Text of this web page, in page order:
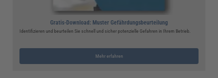
Gratis-Download: Muster Gefährdungsbeurteilung
Identifizieren und beurteilen Sie schnell und sicher potenzielle Gefahren in Ihrem Betrieb.
Mehr erfahren